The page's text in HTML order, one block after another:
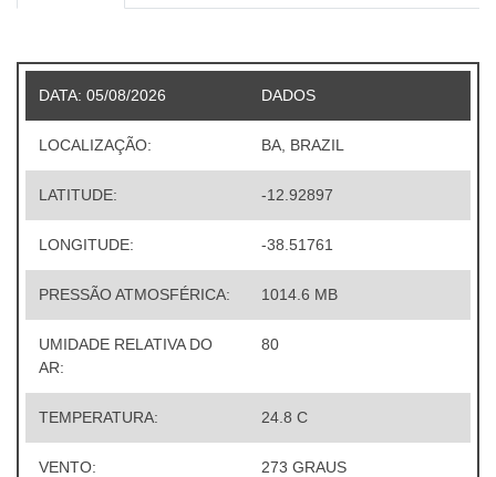
DATA: 05/08/2026 DADOS
LOCALIZAÇÃO: BA, BRAZIL
LATITUDE: -12.92897
LONGITUDE: -38.51761
PRESSÃO ATMOSFÉRICA: 1014.6 MB
UMIDADE RELATIVA DO
AR:
80
TEMPERATURA: 24.8 C
VENTO: 273 GRAUS